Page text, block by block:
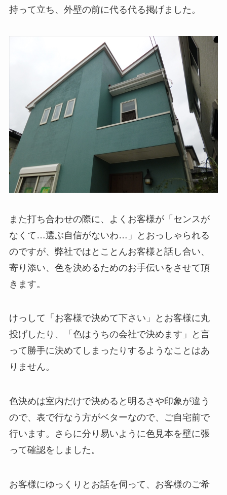
持って立ち、外壁の前に代る代る掲げました。
また打ち合わせの際に、よくお客様が「センスが
なくて…選ぶ自信がないわ…」とおっしゃられる
のですが、弊社ではとことんお客様と話し合い、
寄り添い、色を決めるためのお手伝いをさせて頂
きます。
けっして「お客様で決めて下さい」とお客様に丸
投げしたり、「色はうちの会社で決めます」と言
って勝手に決めてしまったりするようなことはあ
りません。
色決めは室内だけで決めると明るさや印象が違う
ので、表で行なう方がベターなので、ご自宅前で
行います。さらに分り易いように色見本を壁に張
って確認をしました。
お客様にゆっくりとお話を伺って、お客様のご希